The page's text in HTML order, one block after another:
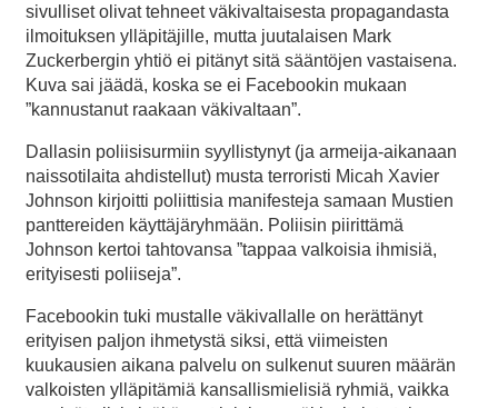
sivulliset olivat tehneet väkivaltaisesta propagandasta
ilmoituksen ylläpitäjille, mutta juutalaisen Mark
Zuckerbergin yhtiö ei pitänyt sitä sääntöjen vastaisena.
Kuva sai jäädä, koska se ei Facebookin mukaan
”kannustanut raakaan väkivaltaan”.
Dallasin poliisisurmiin syyllistynyt (ja armeija-aikanaan
naissotilaita ahdistellut) musta terroristi Micah Xavier
Johnson kirjoitti poliittisia manifesteja samaan Mustien
panttereiden käyttäjäryhmään. Poliisin piirittämä
Johnson kertoi tahtovansa ”tappaa valkoisia ihmisiä,
erityisesti poliiseja”.
Facebookin tuki mustalle väkivallalle on herättänyt
erityisen paljon ihmetystä siksi, että viimeisten
kuukausien aikana palvelu on sulkenut suuren määrän
valkoisten ylläpitämiä kansallismielisiä ryhmiä, vaikka